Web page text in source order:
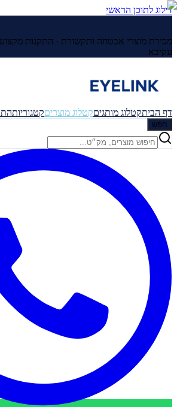
דילוג לתוכן הראשי
מכירת מוצרי אבטחה ותקשורת · התקנות
עקיבא
דף הביתקטלוג מותגיםקטלוג מוצריםקטגוריות
חפש